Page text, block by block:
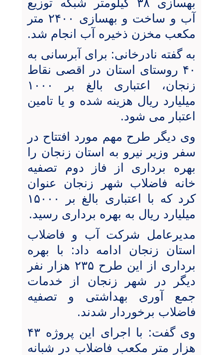
بهسازی ۳۸ کیلومتر شبکه توزیع
آب و ساخت و بهسازی ۲۴۰۰ متر
مکعب مخزن ذخیره آب انجام شد.
به گفته نادرخانی: برای آبرسانی به
۴۰ روستای استان در اقصی نقاط
زنجان، اعتباری بالغ بر ۱۰۰۰
میلیارد ریال هزینه شده و یا تامین
اعتبار می شود.
وی دیگر طرح مهم مورد افتتاح در
سفر وزیر نیرو به استان زنجان را
بهره برداری از فاز دوم تصفیه
خانه فاضلاب شهر زنجان عنوان
کرد که با اعتباری بالغ بر ۱۵۰۰۰
میلیارد ریال به بهره برداری رسید.
مدیرعامل شرکت آب و فاضلاب
استان زنجان ادامه داد: با بهره
برداری از این طرح ۲۳۵ هزار نفر
دیگر در شهر زنجان از خدمات
جمع آوری بهداشتی و تصفیه
فاضلاب برخوردار شدند.
وی گفت: با اجرای این پروژه ۴۳
هزار متر مکعب فاضلاب در شبانه